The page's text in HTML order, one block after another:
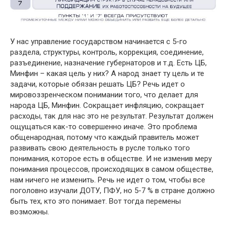
У нас управление государством начинается с 5-го
раздела, структуры, контроль, коррекция, соединение,
разъединение, назначение губернаторов и т.д. Есть ЦБ,
Минфин – какая цель у них? А народ знает ту цель и те
задачи, которые обязан решать ЦБ? Речь идет о
мировоззренческом понимании того, что делает для
народа ЦБ, Минфин. Сокращает инфляцию, сокращает
расходы, так для нас это не результат. Результат должен
ощущаться как-то совершенно иначе. Это проблема
общенародная, потому что каждый правитель может
развивать свою деятельность в русле только того
понимания, которое есть в обществе. И не изменив меру
понимания процессов, происходящих в самом обществе,
нам ничего не изменить. Речь не идет о том, чтобы все
поголовно изучали ДОТУ, ПФУ, но 5-7 % в стране должно
быть тех, кто это понимает. Вот тогда перемены
возможны.